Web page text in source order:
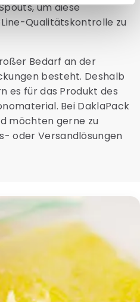
um diese
Qualitätskontrolle zu
Bedarf an der
besteht. Deshalb
es für das Produkt des
Bei DaklaPack
möchten gerne zu
oder Versandlösungen